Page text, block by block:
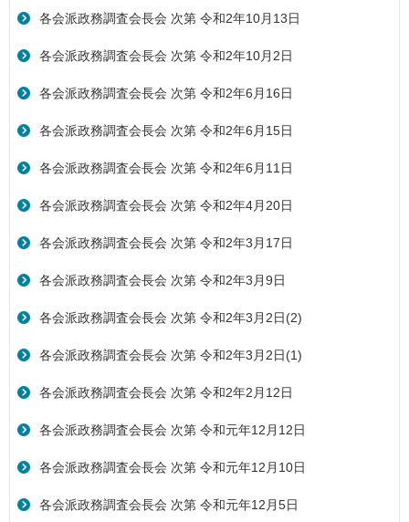
各会派政務調査会長会 次第 令和2年10月13日
各会派政務調査会長会 次第 令和2年10月2日
各会派政務調査会長会 次第 令和2年6月16日
各会派政務調査会長会 次第 令和2年6月15日
各会派政務調査会長会 次第 令和2年6月11日
各会派政務調査会長会 次第 令和2年4月20日
各会派政務調査会長会 次第 令和2年3月17日
各会派政務調査会長会 次第 令和2年3月9日
各会派政務調査会長会 次第 令和2年3月2日(2)
各会派政務調査会長会 次第 令和2年3月2日(1)
各会派政務調査会長会 次第 令和2年2月12日
各会派政務調査会長会 次第 令和元年12月12日
各会派政務調査会長会 次第 令和元年12月10日
各会派政務調査会長会 次第 令和元年12月5日